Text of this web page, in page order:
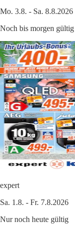
Mo. 3.8. - Sa. 8.8.2026
Noch bis morgen gültig
expert
Sa. 1.8. - Fr. 7.8.2026
Nur noch heute gültig